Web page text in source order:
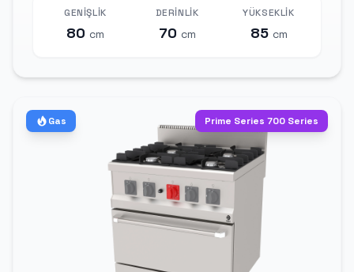
GENIŞLIK
80 cm
DERINLIK
70 cm
YÜKSEKLIK
85 cm
Gas Prime Series 700 Series